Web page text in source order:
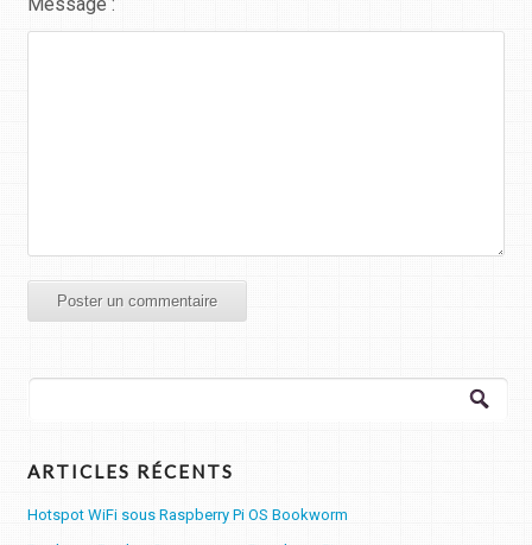
Rechercher :
ARTICLES RÉCENTS
Hotspot WiFi sous Raspberry Pi OS Bookworm